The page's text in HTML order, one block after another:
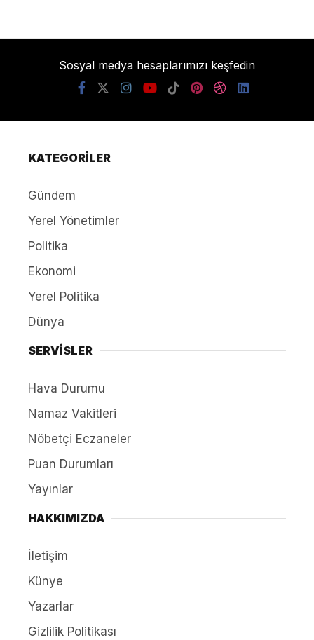
Sosyal medya hesaplarımızı keşfedin
KATEGORİLER
Gündem
Yerel Yönetimler
Politika
Ekonomi
Yerel Politika
Dünya
SERVİSLER
Hava Durumu
Namaz Vakitleri
Nöbetçi Eczaneler
Puan Durumları
Yayınlar
HAKKIMIZDA
İletişim
Künye
Yazarlar
Gizlilik Politikası